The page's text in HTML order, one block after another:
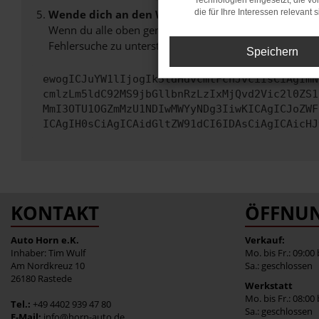
Wende dich an den Webseitenbetreiber.
Wenn du alle oben genannten Schritte versucht hast,
Fehlersuche zu unterstützen:
KONTAKT
Auto Horn e.K.
Inhaber: Tim Wulf
Am Nordkreuz 10
26180 Rastede
Tel.: +49 4402 939 47 80
Verkauf:
Mo. bis Fr.: 09:00
Sa.: geschlossen
Werkstatt
Mo. bis Fr.: 08:00
Sa.: geschlossen
die für Ihre Interessen relevant
Speichern